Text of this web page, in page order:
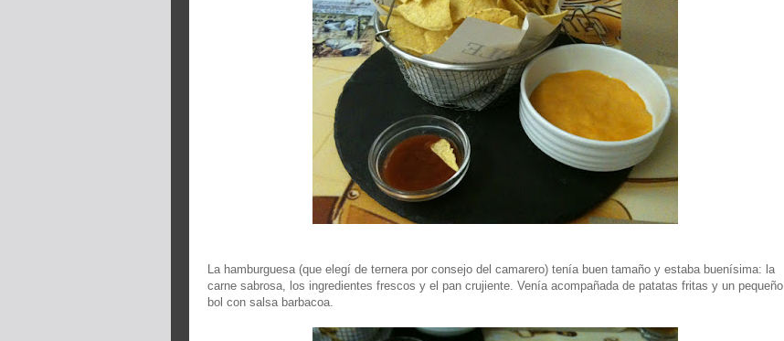
La hamburguesa (que elegí de ternera por consejo del camarero) tenía buen tamaño y estaba buenísima: la
carne sabrosa, los ingredientes frescos y el pan crujiente. Venía acompañada de patatas fritas y un pequeño
bol con salsa barbacoa.